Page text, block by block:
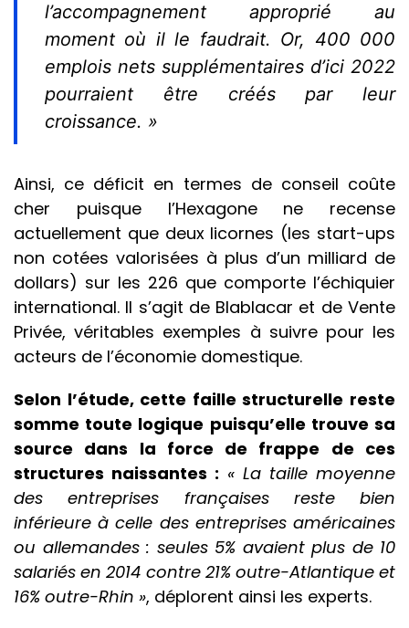
l’accompagnement approprié au
moment où il le faudrait. Or, 400 000
emplois nets supplémentaires d’ici 2022
pourraient être créés par leur
croissance. »
Ainsi, ce déficit en termes de conseil coûte
cher puisque l’Hexagone ne recense
actuellement que deux licornes (les start-ups
non cotées valorisées à plus d’un milliard de
dollars) sur les 226 que comporte l’échiquier
international. Il s’agit de Blablacar et de Vente
Privée, véritables exemples à suivre pour les
acteurs de l’économie domestique.
Selon l’étude, cette faille structurelle reste
somme toute logique puisqu’elle trouve sa
source dans la force de frappe de ces
structures naissantes : « La taille moyenne
des entreprises françaises reste bien
inférieure à celle des entreprises américaines
ou allemandes : seules 5% avaient plus de 10
salariés en 2014 contre 21% outre-Atlantique et
16% outre-Rhin », déplorent ainsi les experts.